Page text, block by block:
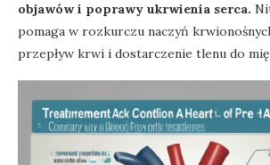
objawów i poprawy ukrwienia serca.
pomaga w rozkurczu naczyń
przepływ krwi i dostarczenie tlenu do